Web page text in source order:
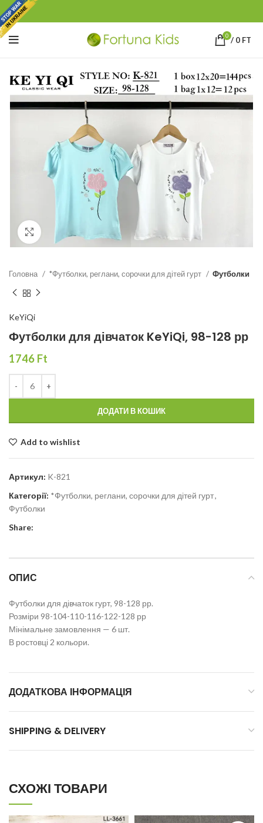
0 / 0 FT
Головна *Футболки, реглани, сорочки для дітей гурт Футболки
KeYiQi
Футболки для дівчаток KeYiQi, 98-128 рр
1746 Ft
ДОДАТИ В КОШИК
Add to wishlist
Артикул: K-821
Категорії: *Футболки, реглани, сорочки для дітей гурт,
Футболки
Share:
ОПИС
Футболки для дівчаток гурт, 98-128 рр.
Розміри 98-104-110-116-122-128 рр
Мінімальне замовлення — 6 шт.
В ростовці 2 кольори.
ДОДАТКОВА ІНФОРМАЦІЯ
SHIPPING & DELIVERY
СХОЖІ ТОВАРИ